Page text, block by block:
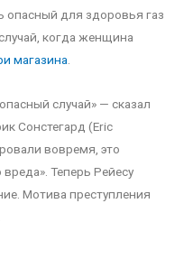
опасный для здоровья газ
когда женщина
магазина
случай» — сказал
Сонстегард (Eric
вовремя, это
Теперь Рейесу
Мотива преступления